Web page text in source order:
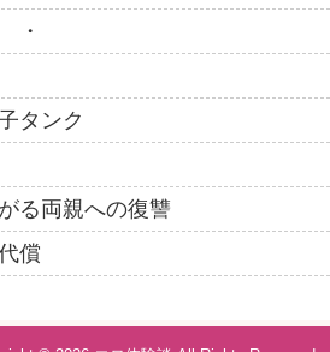
・
タンク
る両親への復讐
償